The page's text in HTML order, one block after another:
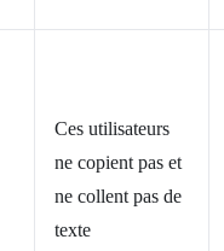
Ces utilisateurs
ne copient pas et
ne collent pas de
texte